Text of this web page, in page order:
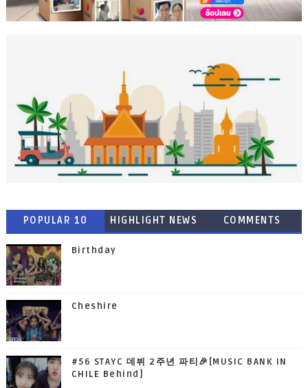
POPULAR 10 HIGHLIGHT NEWS COMMENTS
Birthday
Cheshire
#56 STAYC 데뷔 2주년 파티🎉[MUSIC BANK IN
CHILE Behind]